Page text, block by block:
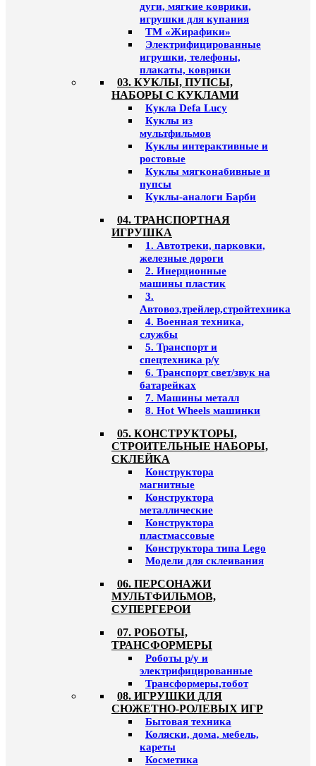
дуги, мягкие коврики,
игрушки для купания
ТМ «Жирафики»
Электрифицированные
игрушки, телефоны,
плакаты, коврики
03. КУКЛЫ, ПУПСЫ,
НАБОРЫ С КУКЛАМИ
Кукла Defa Lucy
Куклы из
мультфильмов
Куклы интерактивные и
ростовые
Куклы мягконабивные и
пупсы
Куклы-аналоги Барби
04. ТРАНСПОРТНАЯ
ИГРУШКА
1. Автотреки, парковки,
железные дороги
2. Инерционные
машины пластик
3.
Автовоз,трейлер,стройтехника
4. Военная техника,
службы
5. Транспорт и
спецтехника р/у
6. Транспорт свет/звук на
батарейках
7. Машины металл
8. Hot Wheels машинки
05. КОНСТРУКТОРЫ,
СТРОИТЕЛЬНЫЕ НАБОРЫ,
СКЛЕЙКА
Конструктора
магнитные
Конструктора
металлические
Конструктора
пластмассовые
Конструктора типа Lego
Модели для склеивания
06. ПЕРСОНАЖИ
МУЛЬТФИЛЬМОВ,
СУПЕРГЕРОИ
07. РОБОТЫ,
ТРАНСФОРМЕРЫ
Роботы р/у и
электрифицированные
Трансформеры,тобот
08. ИГРУШКИ ДЛЯ
СЮЖЕТНО-РОЛЕВЫХ ИГР
Бытовая техника
Коляски, дома, мебель,
кареты
Косметика